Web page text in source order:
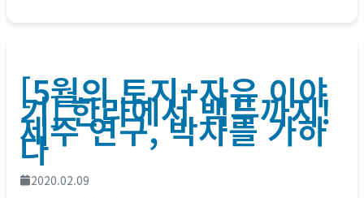
[5월의 토지+자유 이야
기] 한라에서 백두까지!
제주 연구, 박차를 가하
다
2020.02.09